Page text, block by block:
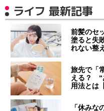
ライフ 最新記事
前髪のセ
塗ると失
れない整
旅先で「
える？ “
用法とは
「休みな